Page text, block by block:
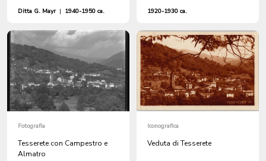
Ditta G. Mayr | 1940-1950 ca. 1920-1930 ca.
Fotografia
Tesserete con Campestro e
Almatro
Iconografica
Veduta di Tesserete